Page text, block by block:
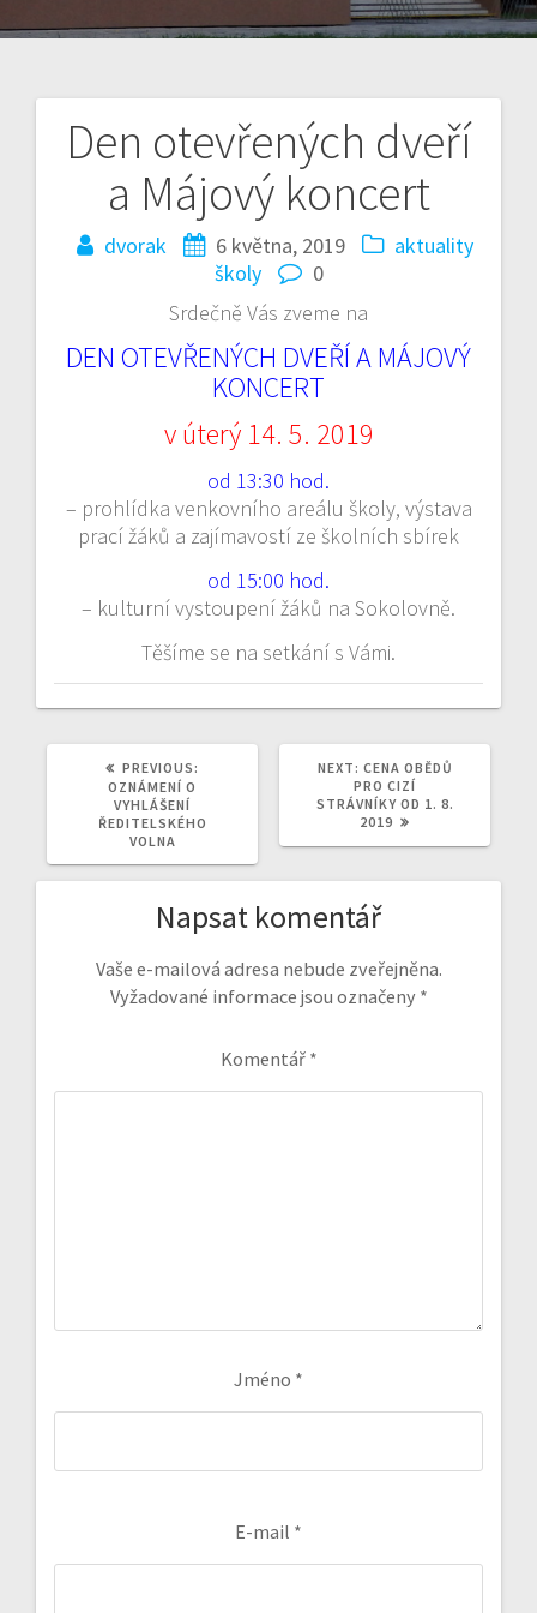
Den otevřených dveří
a Májový koncert
dvorak 6 května, 2019
aktuality
školy
0
Srdečně Vás zveme na
DEN OTEVŘENÝCH DVEŘÍ A MÁJOVÝ
KONCERT
v úterý 14. 5. 2019
od 13:30 hod.
– prohlídka venkovního areálu školy, výstava
prací žáků a zajímavostí ze školních sbírek
od 15:00 hod.
– kulturní vystoupení žáků na Sokolovně.
Těšíme se na setkání s Vámi.
Navigace
příspěvek
PREVIOUS:
OZNÁMENÍ O
VYHLÁŠENÍ
ŘEDITELSKÉHO
VOLNA
NEXT: NEXT
POST:
CENA OBĚDŮ
PRO CIZÍ
STRÁVNÍKY OD 1. 8.
2019
Napsat komentář
Vaše e-mailová adresa nebude zveřejněna.
Vyžadované informace jsou označeny *
Komentář *
Jméno *
E-mail *